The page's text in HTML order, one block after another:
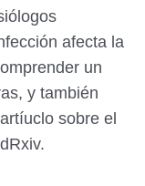
afecta la
un
y también
sobre el